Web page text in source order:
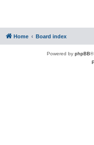
Home Board index
Powered by phpBB®